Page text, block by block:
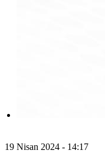
19 Nisan 2024 - 14:17